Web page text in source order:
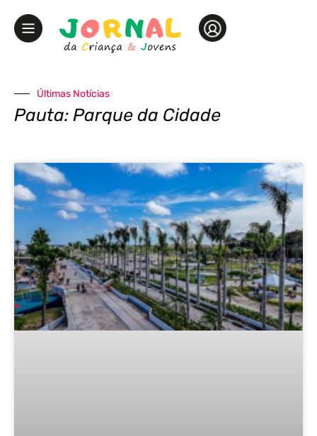
Últimas Notícias
Pauta: Parque da Cidade